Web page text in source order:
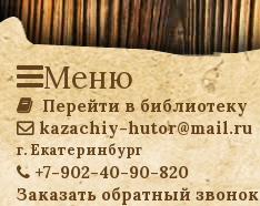
Перейти в библиотеку
kazachiy-hutor@mail.ru
г. Екатеринбург
+7-902-40-90-820
Заказать обратный звонок
Меню